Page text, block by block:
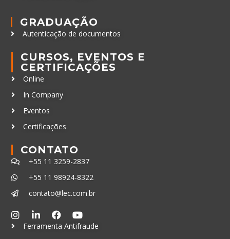
GRADUAÇÃO
Autenticação de documentos
CURSOS, EVENTOS E
CERTIFICAÇÕES
Online
In Company
Eventos
Certificações
CONTATO
+55 11 3259-2837
+55 11 98924-8322
contato@lec.com.br
Ferramenta Antifraude